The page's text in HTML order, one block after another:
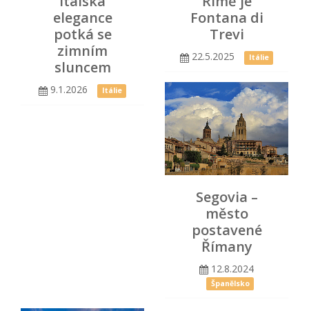
elegance
potká se
zimním
sluncem
9.1.2026 Itálie
Fontana di
Trevi
22.5.2025 Itálie
Segovia –
město
postavené
Římany
12.8.2024
Španělsko